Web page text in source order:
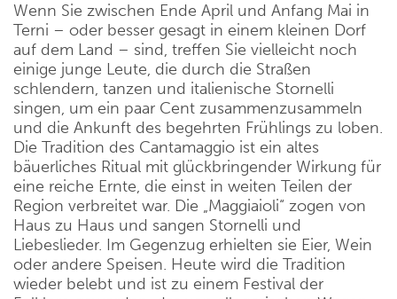
Wenn Sie zwischen Ende April und Anfang Mai in
Terni – oder besser gesagt in einem kleinen Dorf
auf dem Land – sind, treffen Sie vielleicht noch
einige junge Leute, die durch die Straßen
schlendern, tanzen und italienische Stornelli
singen, um ein paar Cent zusammenzusammeln
und die Ankunft des begehrten Frühlings zu loben.
Die Tradition des Cantamaggio ist ein altes
bäuerliches Ritual mit glückbringender Wirkung für
eine reiche Ernte, die einst in weiten Teilen der
Region verbreitet war. Die „Maggiaioli“ zogen von
Haus zu Haus und sangen Stornelli und
Liebeslieder. Im Gegenzug erhielten sie Eier, Wein
oder andere Speisen. Heute wird die Tradition
wieder belebt und ist zu einem Festival der